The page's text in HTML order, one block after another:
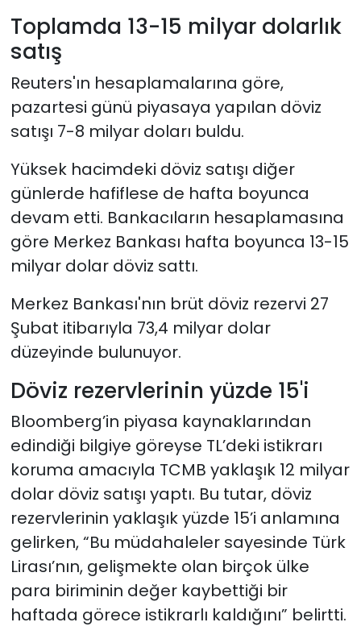
Toplamda 13-15 milyar dolarlık
satış
Reuters'ın hesaplamalarına göre,
pazartesi günü piyasaya yapılan döviz
satışı 7-8 milyar doları buldu.
Yüksek hacimdeki döviz satışı diğer
günlerde hafiflese de hafta boyunca
devam etti. Bankacıların hesaplamasına
göre Merkez Bankası hafta boyunca 13-15
milyar dolar döviz sattı.
Merkez Bankası'nın brüt döviz rezervi 27
Şubat itibarıyla 73,4 milyar dolar
düzeyinde bulunuyor.
Döviz rezervlerinin yüzde 15'i
Bloomberg’in piyasa kaynaklarından
edindiği bilgiye göreyse TL’deki istikrarı
koruma amacıyla TCMB yaklaşık 12 milyar
dolar döviz satışı yaptı. Bu tutar, döviz
rezervlerinin yaklaşık yüzde 15’i anlamına
gelirken, “Bu müdahaleler sayesinde Türk
Lirası’nın, gelişmekte olan birçok ülke
para biriminin değer kaybettiği bir
haftada görece istikrarlı kaldığını” belirtti.